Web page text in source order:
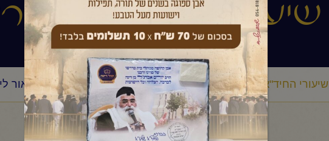
שיעורים ברחבי
שיעורי החיד"א /שיעורים ברחבי הארץ/החיד"א – שיעור מאשדוד – אור